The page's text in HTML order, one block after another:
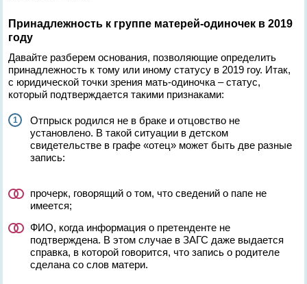
Принадлежность к группе матерей-одиночек в 2019
году
Давайте разберем основания, позволяющие определить
принадлежность к тому или иному статусу в 2019 гоу. Итак,
с юридической точки зрения мать-одиночка – статус,
который подтверждается такими признаками:
Отпрыск родился не в браке и отцовство не
установлено. В такой ситуации в детском
свидетельстве в графе «отец» может быть две разные
запись:
прочерк, говорящий о том, что сведений о папе не
имеется;
ФИО, когда информация о претенденте не
подтверждена. В этом случае в ЗАГС даже выдается
справка, в которой говорится, что запись о родителе
сделана со слов матери.